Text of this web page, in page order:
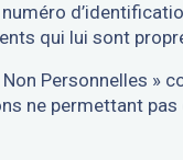
qui lui sont
Non Personnelles »
ne permettant pas